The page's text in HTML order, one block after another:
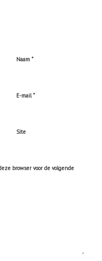
Naam *
E-mail*
Site
browser voor de volgende